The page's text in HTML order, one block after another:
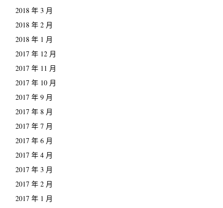
2018 年 3 月
2018 年 2 月
2018 年 1 月
2017 年 12 月
2017 年 11 月
2017 年 10 月
2017 年 9 月
2017 年 8 月
2017 年 7 月
2017 年 6 月
2017 年 4 月
2017 年 3 月
2017 年 2 月
2017 年 1 月